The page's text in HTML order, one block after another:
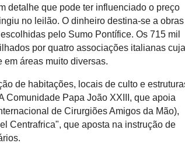
detalhe que pode ter influenciado o preço
no leilão. O dinheiro destina-se a obras
pelo Sumo Pontífice. Os 715 mil
por quatro associações italianas
em áreas muito diversas.
de habitações, locais de culto e
Comunidade Papa João XXIII, que apoia
de Cirurgiões Amigos da Mão),
Centrafrica", que aposta na instrução de